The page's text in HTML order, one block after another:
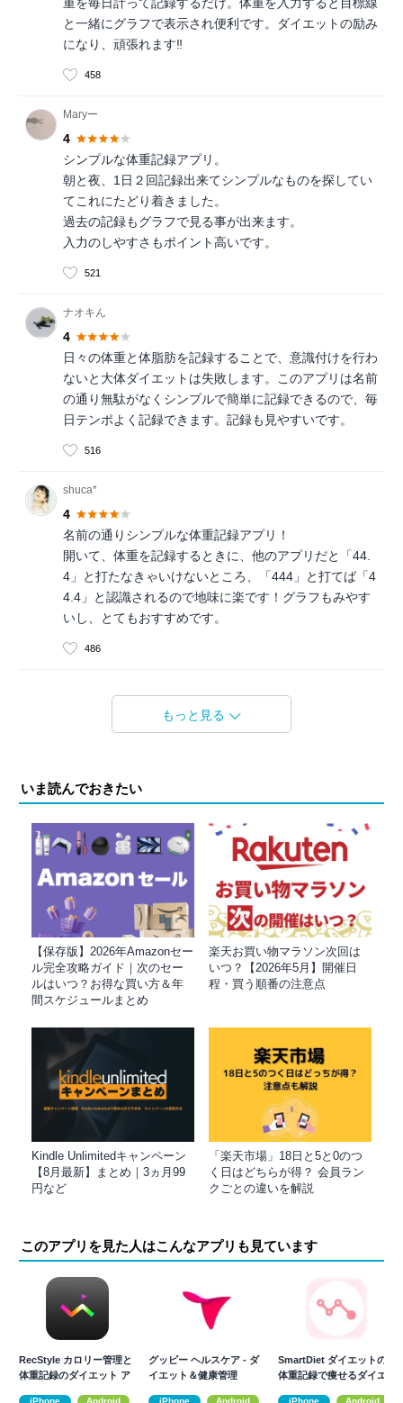
と一緒にグラフで表示され便利です。ダイエットの励み
になり、頑張れます‼︎
458
Maryー
4
シンプルな体重記録アプリ。
朝と夜、1日２回記録出来てシンプルなものを探してい
てこれにたどり着きました。
過去の記録もグラフで見る事が出来ます。
入力のしやすさもポイント高いです。
521
ナオキん
4
日々の体重と体脂肪を記録することで、意識付けを行わ
ないと大体ダイエットは失敗します。このアプリは名前
の通り無駄がなくシンプルで簡単に記録できるので、毎
日テンポよく記録できます。記録も見やすいです。
516
shuca*
4
名前の通りシンプルな体重記録アプリ！
開いて、体重を記録するときに、他のアプリだと「44.
4」と打たなきゃいけないところ、「444」と打てば「4
4.4」と認識されるので地味に楽です！グラフもみやす
いし、とてもおすすめです。
486
もっと見る
いま読んでおきたい
【保存版】2026年Amazonセー
ル完全攻略ガイド｜次のセー
ルはいつ？お得な買い方＆年
間スケジュールまとめ
楽天お買い物マラソン次回は
いつ？【2026年5月】開催日
程・買う順番の注意点
Kindle Unlimitedキャンペーン
【8月最新】まとめ｜3ヵ月99
円など
「楽天市場」18日と5と0のつ
く日はどちらが得？ 会員ラン
クごとの違いを解説
このアプリを見た人はこんなアプリも見ています
RecStyle カロリー管理と
体重記録のダイエット ア
iPhone Android
グッピー ヘルスケア - ダ
イエット＆健康管理
iPhone Android
SmartDiet ダイエットの
体重記録で痩せるダイエ
iPhone Android